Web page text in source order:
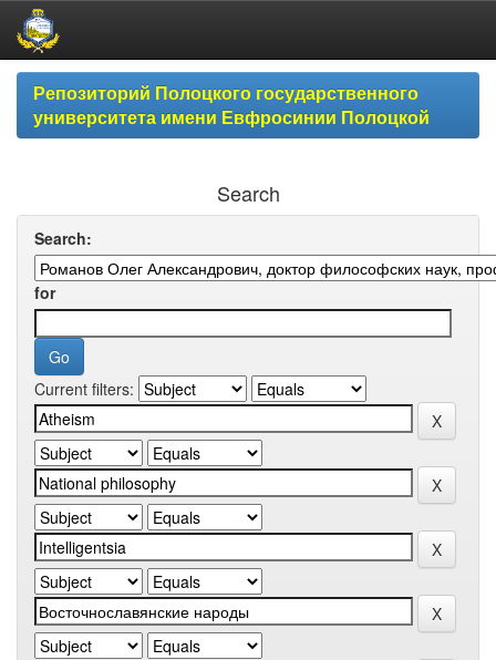
Skip
navigationРепозиторий Полоцкого государственного
университета имени Евфросинии Полоцкой
Search
Search:
for
Current filters: